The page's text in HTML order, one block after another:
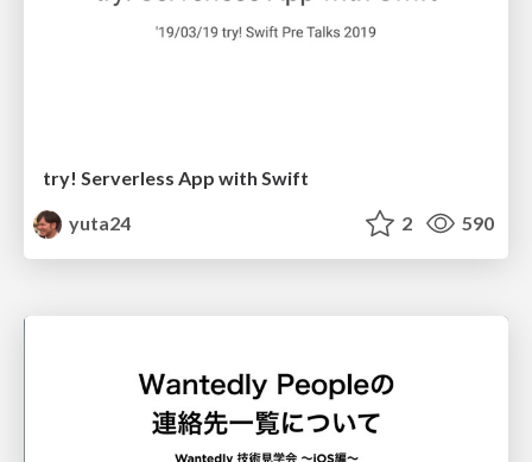
try! Serverless App with Swift
yuta24
2 590